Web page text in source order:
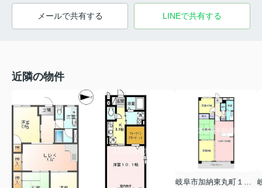
メールで共有する LINEで共有する
近隣の物件
岐阜市加納東丸町１丁目